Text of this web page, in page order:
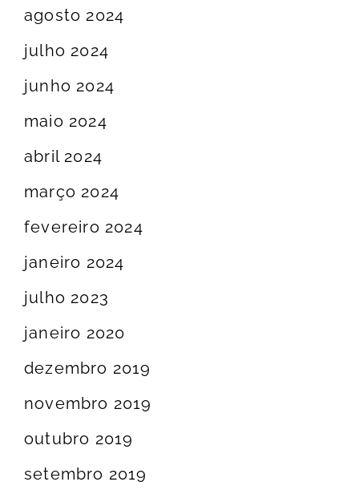
agosto 2024
julho 2024
junho 2024
maio 2024
abril 2024
março 2024
fevereiro 2024
janeiro 2024
julho 2023
janeiro 2020
dezembro 2019
novembro 2019
outubro 2019
setembro 2019